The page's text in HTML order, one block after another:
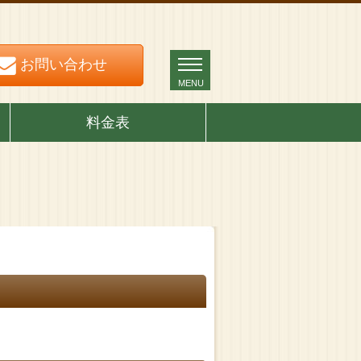
お問い合わせ
MENU
料金表
お問い合わせ
MENU